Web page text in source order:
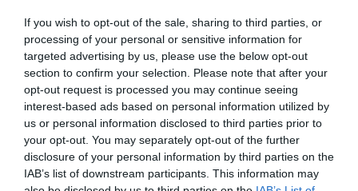
If you wish to opt-out of the sale, sharing to third parties, or
processing of your personal or sensitive information for
targeted advertising by us, please use the below opt-out
section to confirm your selection. Please note that after your
opt-out request is processed you may continue seeing
interest-based ads based on personal information utilized by
us or personal information disclosed to third parties prior to
your opt-out. You may separately opt-out of the further
disclosure of your personal information by third parties on the
IAB’s list of downstream participants. This information may
SPORTS
ΑΥΤΟΔΙΟΙΚΗΣΗ
AUTO - MOTO
ΓΑΣΤΡΟΝΟΜΙΑ
ΥΓΕΙΑ
ΤΕΧΝΟΛΟΓΙΑ
ΠΑΡΑΞΕΝΑ
ΖΩΔΙΑ
ΑΡΘΡΟΓΡΑΦΙΑ
τον Μέγα Αλέξανδρο - Τα
νέα ευρήματα
ΠΟΛΙΤΙΣΜΟΣ
17/06/2026 - 16:02